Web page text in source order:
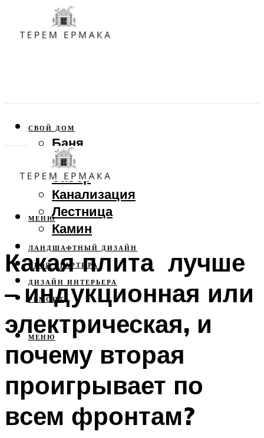
СВОЙ ДОМ
Баня
Веранда
Забор
Канализация
Лестница
Камин
ЛАНДШАФТНЫЙ ДИЗАЙН
СВОЯ КВАРТИРА
ДИЗАЙН ИНТЕРЬЕРА
РЕМОНТ
МЕНЮ
МЕНЮ
Какая плита лучше
– индукционная или
электрическая, и
почему вторая
проигрывает по
всем фронтам?